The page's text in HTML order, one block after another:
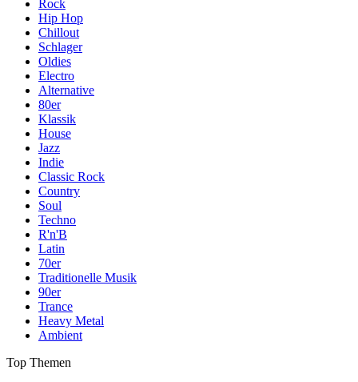
Rock
Hip Hop
Chillout
Schlager
Oldies
Electro
Alternative
80er
Klassik
House
Jazz
Indie
Classic Rock
Country
Soul
Techno
R'n'B
Latin
70er
Traditionelle Musik
90er
Trance
Heavy Metal
Ambient
Top Themen